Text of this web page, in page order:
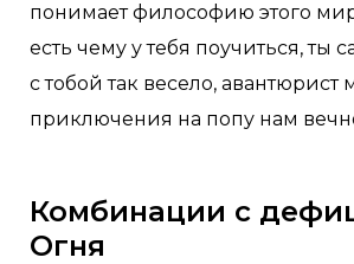
понимает философию этого
есть чему у тебя поучиться,
с тобой так весело, авантюрист
приключения на попу нам
Комбинации с
Огня